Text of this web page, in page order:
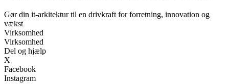
Gør din it-arkitektur til en drivkraft for forretning, innovation og
vækst
Virksomhed
Virksomhed
Del og hjælp
X
Facebook
Instagram